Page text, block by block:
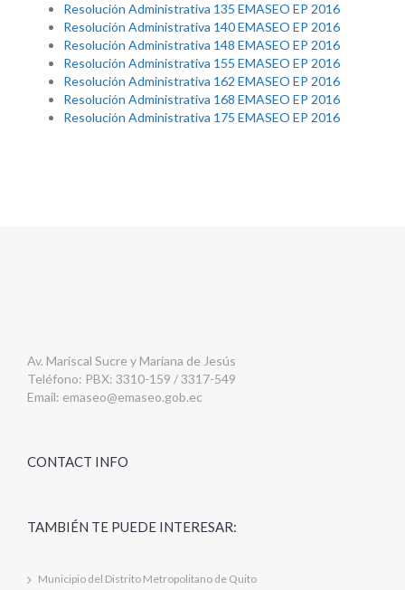
Resolución Administrativa 135 EMASEO EP 2016
Resolución Administrativa 140 EMASEO EP 2016
Resolución Administrativa 148 EMASEO EP 2016
Resolución Administrativa 155 EMASEO EP 2016
Resolución Administrativa 162 EMASEO EP 2016
Resolución Administrativa 168 EMASEO EP 2016
Resolución Administrativa 175 EMASEO EP 2016
Av. Mariscal Sucre y Mariana de Jesús
Teléfono: PBX: 3310-159 / 3317-549
Email: emaseo@emaseo.gob.ec
CONTACT INFO
TAMBIÉN TE PUEDE INTERESAR:
Municipio del Distrito Metropolitano de Quito